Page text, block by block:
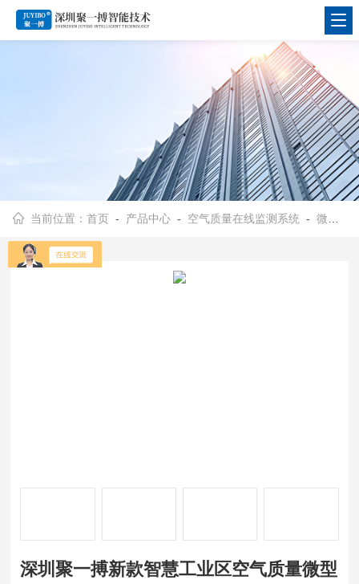
当前位置：首页 - 产品中心 - 空气质量在线监测系统 -微型空气监测站
深圳聚一搏新款智慧工业区空气质量微型